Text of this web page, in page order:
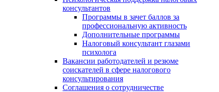
консультантов
Программы в зачет баллов за
профессиональную активность
Дополнительные программы
Налоговый консультант глазами
психолога
Вакансии работодателей и резюме
соискателей в сфере налогового
консультирования
Соглашения о сотрудничестве